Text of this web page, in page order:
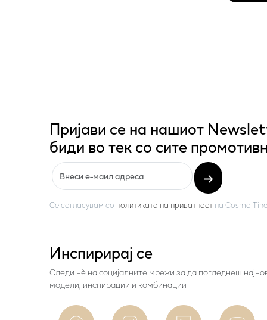
Пријави се на нашиот
биди во тек со сите
Се согласувам со политиката на приватност на Cosmo
Инспирирај се
Следи нѐ на социјалните мрежи за да погледнеш
модели, инспирации и комбинации